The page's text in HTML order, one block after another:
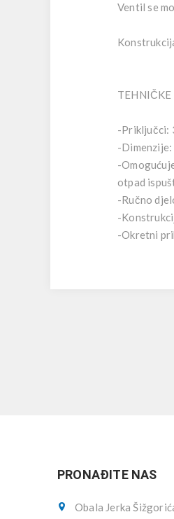
Ventil se
TEHNIČKE
-Priključci:
-Dimenzije:
-
otpad
-Ručno
-
-Okretni
PRONAĐITE NAS
Obala Jerka